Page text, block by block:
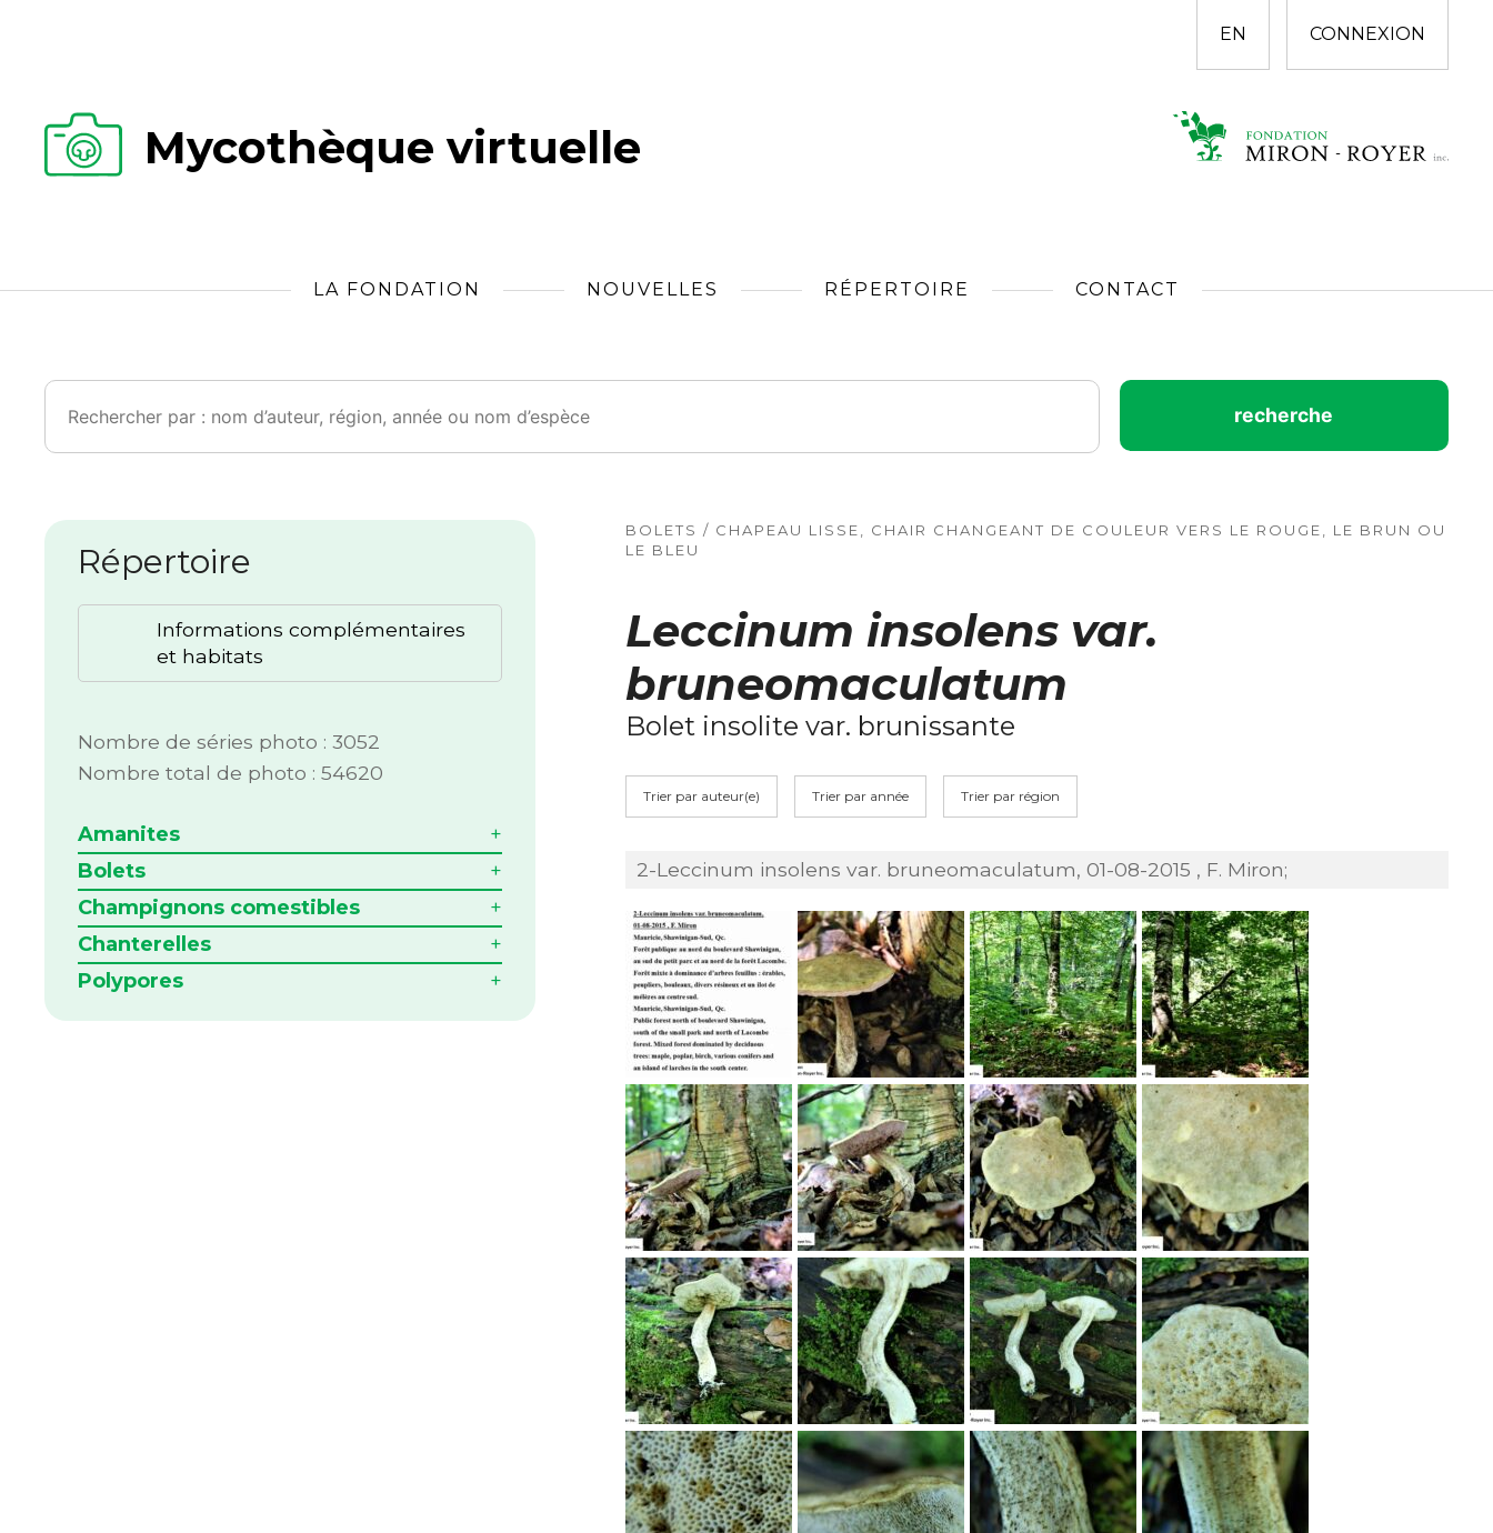
EN CONNEXION
Mycothèque virtuelle
LA FONDATION NOUVELLES RÉPERTOIRE CONTACT
Rechercher :
Répertoire
Informations complémentaires
et habitats
Nombre de séries photo : 3052
Nombre total de photo : 54620
Amanites
Bolets
Champignons comestibles
Chanterelles
Polypores
BOLETS / CHAPEAU LISSE, CHAIR CHANGEANT DE COULEUR VERS LE ROUGE, LE BRUN OU
LE BLEU
Leccinum insolens var.
bruneomaculatum
Bolet insolite var. brunissante
Trier par auteur(e) Trier par année Trier par région
2-Leccinum insolens var. bruneomaculatum, 01-08-2015 , F. Miron;